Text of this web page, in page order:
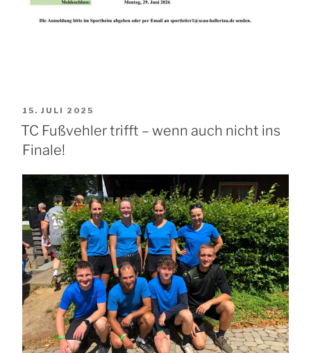
VERÖFFENTLICHT
AM
15. JULI 2025
TC Fußvehler trifft – wenn auch nicht ins
Finale!